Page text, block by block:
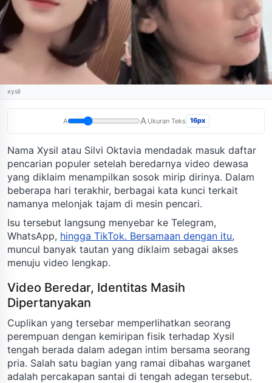
xysil
A A Ukuran Teks 16px
Nama Xysil atau Silvi Oktavia mendadak masuk daftar
pencarian populer setelah beredarnya video dewasa
yang diklaim menampilkan sosok mirip dirinya. Dalam
beberapa hari terakhir, berbagai kata kunci terkait
namanya melonjak tajam di mesin pencari.
Isu tersebut langsung menyebar ke Telegram,
WhatsApp, hingga TikTok. Bersamaan dengan itu,
muncul banyak tautan yang diklaim sebagai akses
menuju video lengkap.
Video Beredar, Identitas Masih
Dipertanyakan
Cuplikan yang tersebar memperlihatkan seorang
perempuan dengan kemiripan fisik terhadap Xysil
tengah berada dalam adegan intim bersama seorang
pria. Salah satu bagian yang ramai dibahas warganet
adalah percakapan santai di tengah adegan tersebut.